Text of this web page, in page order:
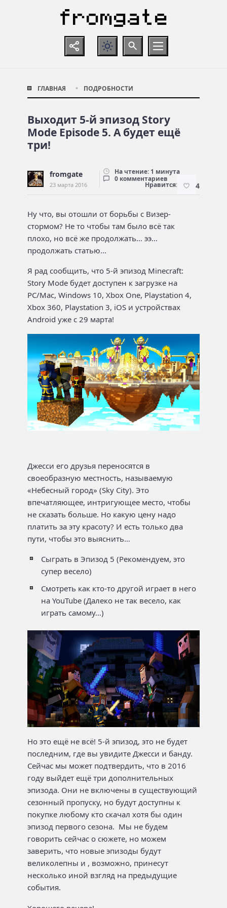
ГЛАВНАЯ ПОДРОБНОСТИ
Выходит 5-й эпизод Story
Mode Episode 5. А будет ещё
три!
fromgate
23 марта 2016
На чтение: 1 минута
0 комментариев
Нравится: 4
Ну что, вы отошли от борьбы с Визер-
стормом? Не то чтобы там было всё так
плохо, но всё же продолжать… ээ…
продолжать статью…
Я рад сообщить, что 5-й эпизод Minecraft:
Story Mode будет доступен к загрузке на
PC/Mac, Windows 10, Xbox One, Playstation 4,
Xbox 360, Playstation 3, iOS и устройствах
Android уже с 29 марта!
Джесси его друзья переносятся в
своеобразную местность, называемую
«Небесный город» (Sky City). Это
впечатляющее, интригующее место, чтобы
не сказать больше. Но какую цену надо
платить за эту красоту? И есть только два
пути, чтобы это выяснить…
Сыграть в Эпизод 5 (Рекомендуем, это
супер весело)
Смотреть как кто-то другой играет в него
на YouTube (Далеко не так весело, как
играть самому…)
Но это ещё не всё! 5-й эпизод, это не будет
последним, где вы увидите Джесси и банду.
Сейчас мы может подтвердить, что в 2016
году выйдет ещё три дополнительных
эпизода. Они не включены в существующий
сезонный пропуску, но будут доступны к
покупке любому кто скачал хотя бы один
эпизод первого сезона. Мы не будем
говорить сейчас о сюжете, но можем
заверить, что новые эпизоды будут
великолепны и , возможно, принесут
несколько иной взгляд на предыдущие
события.